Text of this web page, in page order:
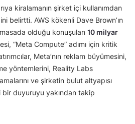
kiralamanın şirket içi kullanımdan
belirtti. AWS kökenli Dave Brown’ın
olduğu konuşulan 10 milyar
“Meta Compute” adımı için kritik
Meta’nın reklam büyümesini,
yöntemlerini, Reality Labs
ve şirketin bulut altyapısı
duyuruyu yakından takip